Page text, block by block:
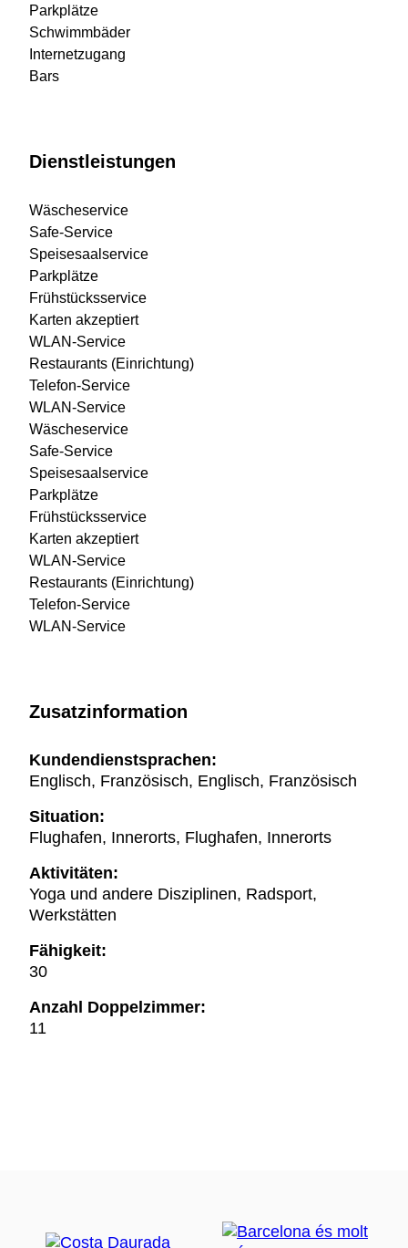
Parkplätze
Schwimmbäder
Internetzugang
Bars
Dienstleistungen
Wäscheservice
Safe-Service
Speisesaalservice
Parkplätze
Frühstücksservice
Karten akzeptiert
WLAN-Service
Restaurants (Einrichtung)
Telefon-Service
WLAN-Service
Wäscheservice
Safe-Service
Speisesaalservice
Parkplätze
Frühstücksservice
Karten akzeptiert
WLAN-Service
Restaurants (Einrichtung)
Telefon-Service
WLAN-Service
Zusatzinformation
Kundendienstsprachen:
Englisch, Französisch, Englisch, Französisch
Situation:
Flughafen, Innerorts, Flughafen, Innerorts
Aktivitäten:
Yoga und andere Disziplinen, Radsport,
Werkstätten
Fähigkeit:
30
Anzahl Doppelzimmer:
11